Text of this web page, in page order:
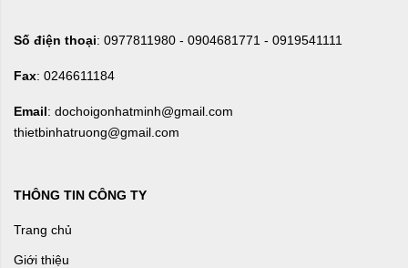
Số điện thoại: 0977811980 - 0904681771 - 0919541111
Fax: 0246611184
Email: dochoigonhatminh@gmail.com
thietbinhatruong@gmail.com
THÔNG TIN CÔNG TY
Trang chủ
Giới thiệu